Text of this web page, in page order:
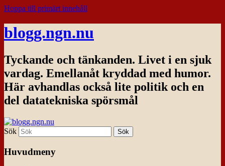
Hoppa till primärt innehåll
blogg.ngn.nu
Tyckande och tänkanden. Livet i en sjuk
vardag. Emellanåt kryddad med humor.
Här avhandlas också lite politik och en
del datatekniska spörsmål
Sök
Huvudmeny